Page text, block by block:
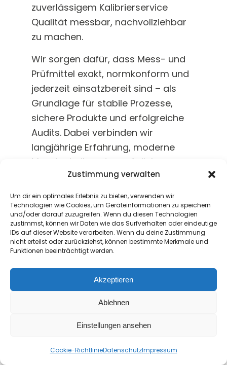
Zustimmung verwalten
Um dir ein optimales Erlebnis zu bieten, verwenden wir
Technologien wie Cookies, um Geräteinformationen zu speichern
und/oder darauf zuzugreifen. Wenn du diesen Technologien
zustimmst, können wir Daten wie das Surfverhalten oder eindeutige
IDs auf dieser Website verarbeiten. Wenn du deine Zustimmung
nicht erteilst oder zurückziehst, können bestimmte Merkmale und
Funktionen beeinträchtigt werden.
Akzeptieren
Ablehnen
Einstellungen ansehen
Cookie-RichtlinieDatenschutzImpressum
zuverlässigem Kalibrierservice
Qualität messbar, nachvollziehbar
zu machen.
Wir sorgen dafür, dass Mess- und
Prüfmittel exakt, normkonform und
jederzeit einsatzbereit sind – als
Grundlage für stabile Prozesse,
sichere Produkte und erfolgreiche
Audits. Dabei verbinden wir
langjährige Erfahrung, moderne
Messtechnik und persönliche
Betreuung zu praxisnahen
Lösungen, die sich an den realen
Anforderungen unserer Kunden
orientieren.
Als akkreditiertes Kalibrierlabor
stehen für uns Genauigkeit,
im Mittelpunkt unseres Handelns.
Gleichzeitig legen wir großen Wert
flexible Services und eine
partnerschaftliche